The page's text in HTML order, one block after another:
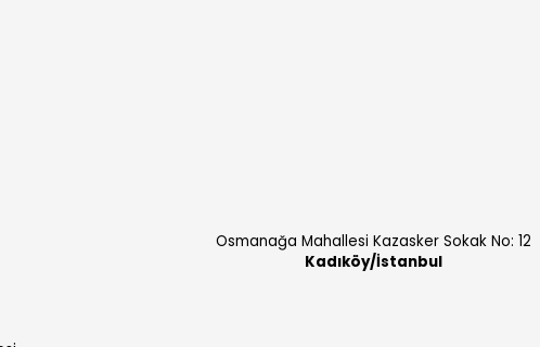
Osmanağa Mahallesi Kazasker Sokak No: 12
Kadıköy/İstanbul